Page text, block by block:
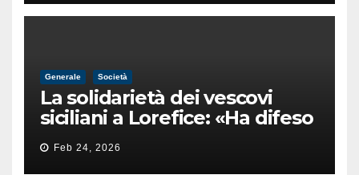
Generale Società
La solidarietà dei vescovi
siciliani a Lorefice: «Ha difeso
il valore e la dignità
dell’umanità»
Feb 24, 2026